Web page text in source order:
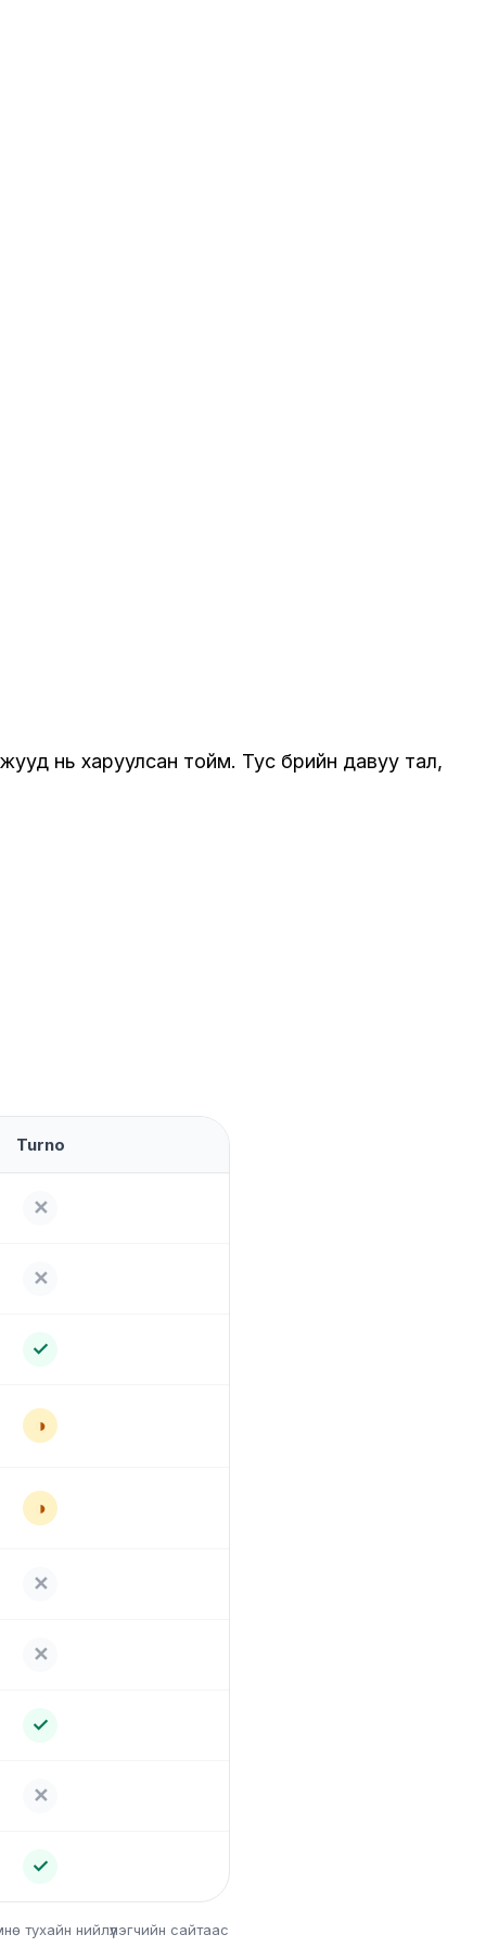
нь харуулсан тойм. Тус бүрийн давуу тал,
Turno
✕
✕
✓
◑
◑
✕
✕
✓
✕
✓
тухайн нийлүүлэгчийн сайтаас